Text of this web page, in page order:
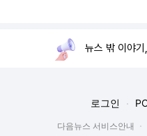
뉴스 밖 이야기
로그인
다음뉴스 서비스안내